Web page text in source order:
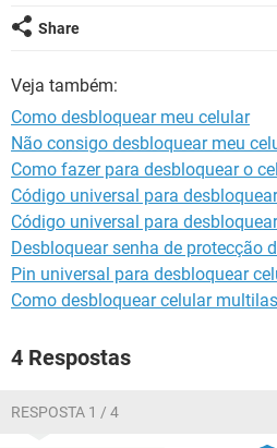
INSTAGRAM
Share
Veja também:
Como desbloquear meu celular
Não consigo desbloquear meu
Como fazer para desbloquear o
Código universal para
Código universal para
Desbloquear senha de protecção
Pin universal para desbloquear
Como desbloquear celular
4 Respostas
RESPOSTA 1 / 4